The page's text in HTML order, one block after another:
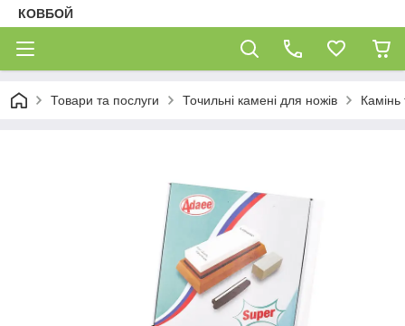
КОВБОЙ
Товари та послуги Точильні камені для ножів